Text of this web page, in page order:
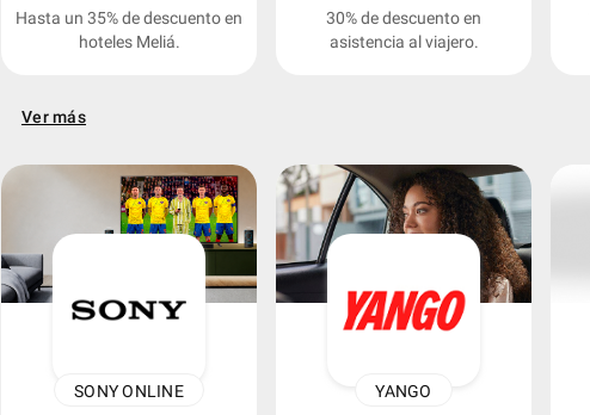
Hasta un 35% de descuento en
hoteles Meliá.
30% de descuento en
asistencia al viajero.
Ver más
SONY ONLINE YANGO